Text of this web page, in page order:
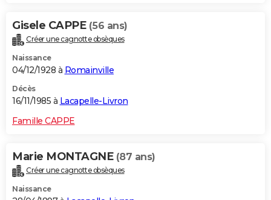
Gisele CAPPE (56 ans)
Créer une cagnotte obsèques
Naissance
04/12/1928 à Romainville
Décès
16/11/1985 à Lacapelle-Livron
Famille CAPPE
Marie MONTAGNE (87 ans)
Créer une cagnotte obsèques
Naissance